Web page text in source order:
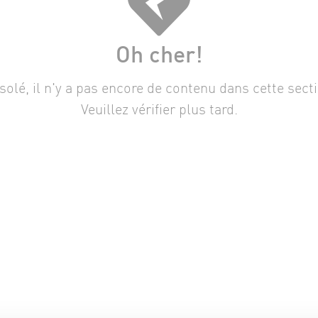
Oh cher!
il n'y a pas encore de contenu dans cette
Veuillez vérifier plus tard.